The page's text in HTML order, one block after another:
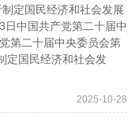
定国民经济和社会发展
中国共产党第二十届中
第二十届中央委员会第
定国民经济和社会发
2025-10-28